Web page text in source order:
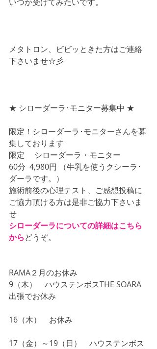
メタトロン、ビビッときた方はご連絡
下さいませ☆彡
★ シローダーラ･モニター募集中 ★
限定！シローダーラ･モニターさんを募
集しております
限定 　シローダーラ・モニター
60分  4,980円 （牛乳を使うクシーラ･
ダーラです。）
施術前後の心理テスト、ご感想投稿に
ご協力頂ける方は是非ご協力下さいま
せ
シローダーラについての詳細はこちら
からどうぞ。
RAMA２月のお休み
9（木）　ハウステンボスTHE SOARA
出張でお休み
16（木）　お休み
17（金）～19（日）　ハウステンボス